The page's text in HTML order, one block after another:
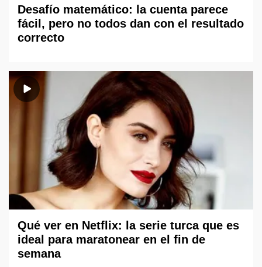
Desafío matemático: la cuenta parece
fácil, pero no todos dan con el resultado
correcto
Qué ver en Netflix: la serie turca que es
ideal para maratonear en el fin de
semana